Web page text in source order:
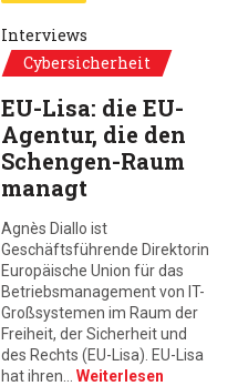
Interviews
Cybersicherheit
EU-Lisa: die EU-
Agentur, die den
Schengen-Raum
managt
Agnès Diallo ist
Geschäftsführende Direktorin
Europäische Union für das
Betriebsmanagement von IT-
Großsystemen im Raum der
Freiheit, der Sicherheit und
des Rechts (EU-Lisa). EU-Lisa
hat ihren… Weiterlesen